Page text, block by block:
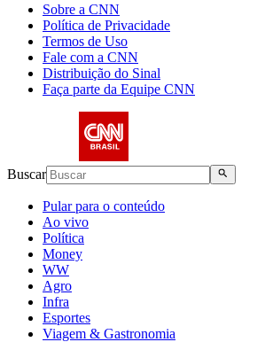
Sobre a CNN
Política de Privacidade
Termos de Uso
Fale com a CNN
Distribuição do Sinal
Faça parte da Equipe CNN
Buscar
Pular para o conteúdo
Ao vivo
Política
Money
WW
Agro
Infra
Esportes
Viagem & Gastronomia